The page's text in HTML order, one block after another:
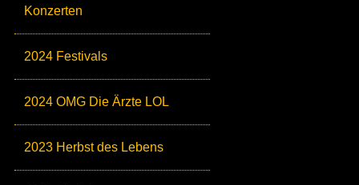
Konzerten
2024 Festivals
2024 OMG Die Ärzte LOL
2023 Herbst des Lebens